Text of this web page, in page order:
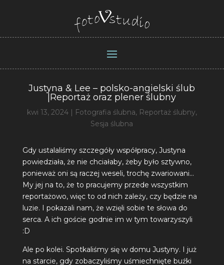
Justyna & Lee – polsko-angielski ślub
|Reportaż oraz plener ślubny
kwi 13, 2024| Fotografia ślubna, Reportaż ślubny,
Sesja ślubna
Gdy ustalaliśmy szczegóły współpracy, Justyna
powiedziała, że nie chciałaby, żeby było sztywno,
ponieważ oni są raczej weseli, trochę zwariowani…
My jej na to, że to pracujemy przede wszystkim
reportażowo, więc to od nich zależy, czy będzie na
luzie. I pokazali nam, że wzięli sobie te słowa do
serca. A ich goście godnie im w tym towarzyszyli
:D
Ale po kolei. Spotkaliśmy się w domu Justyny. I już
na starcie, gdy zobaczyliśmy uśmiechnięte buźki